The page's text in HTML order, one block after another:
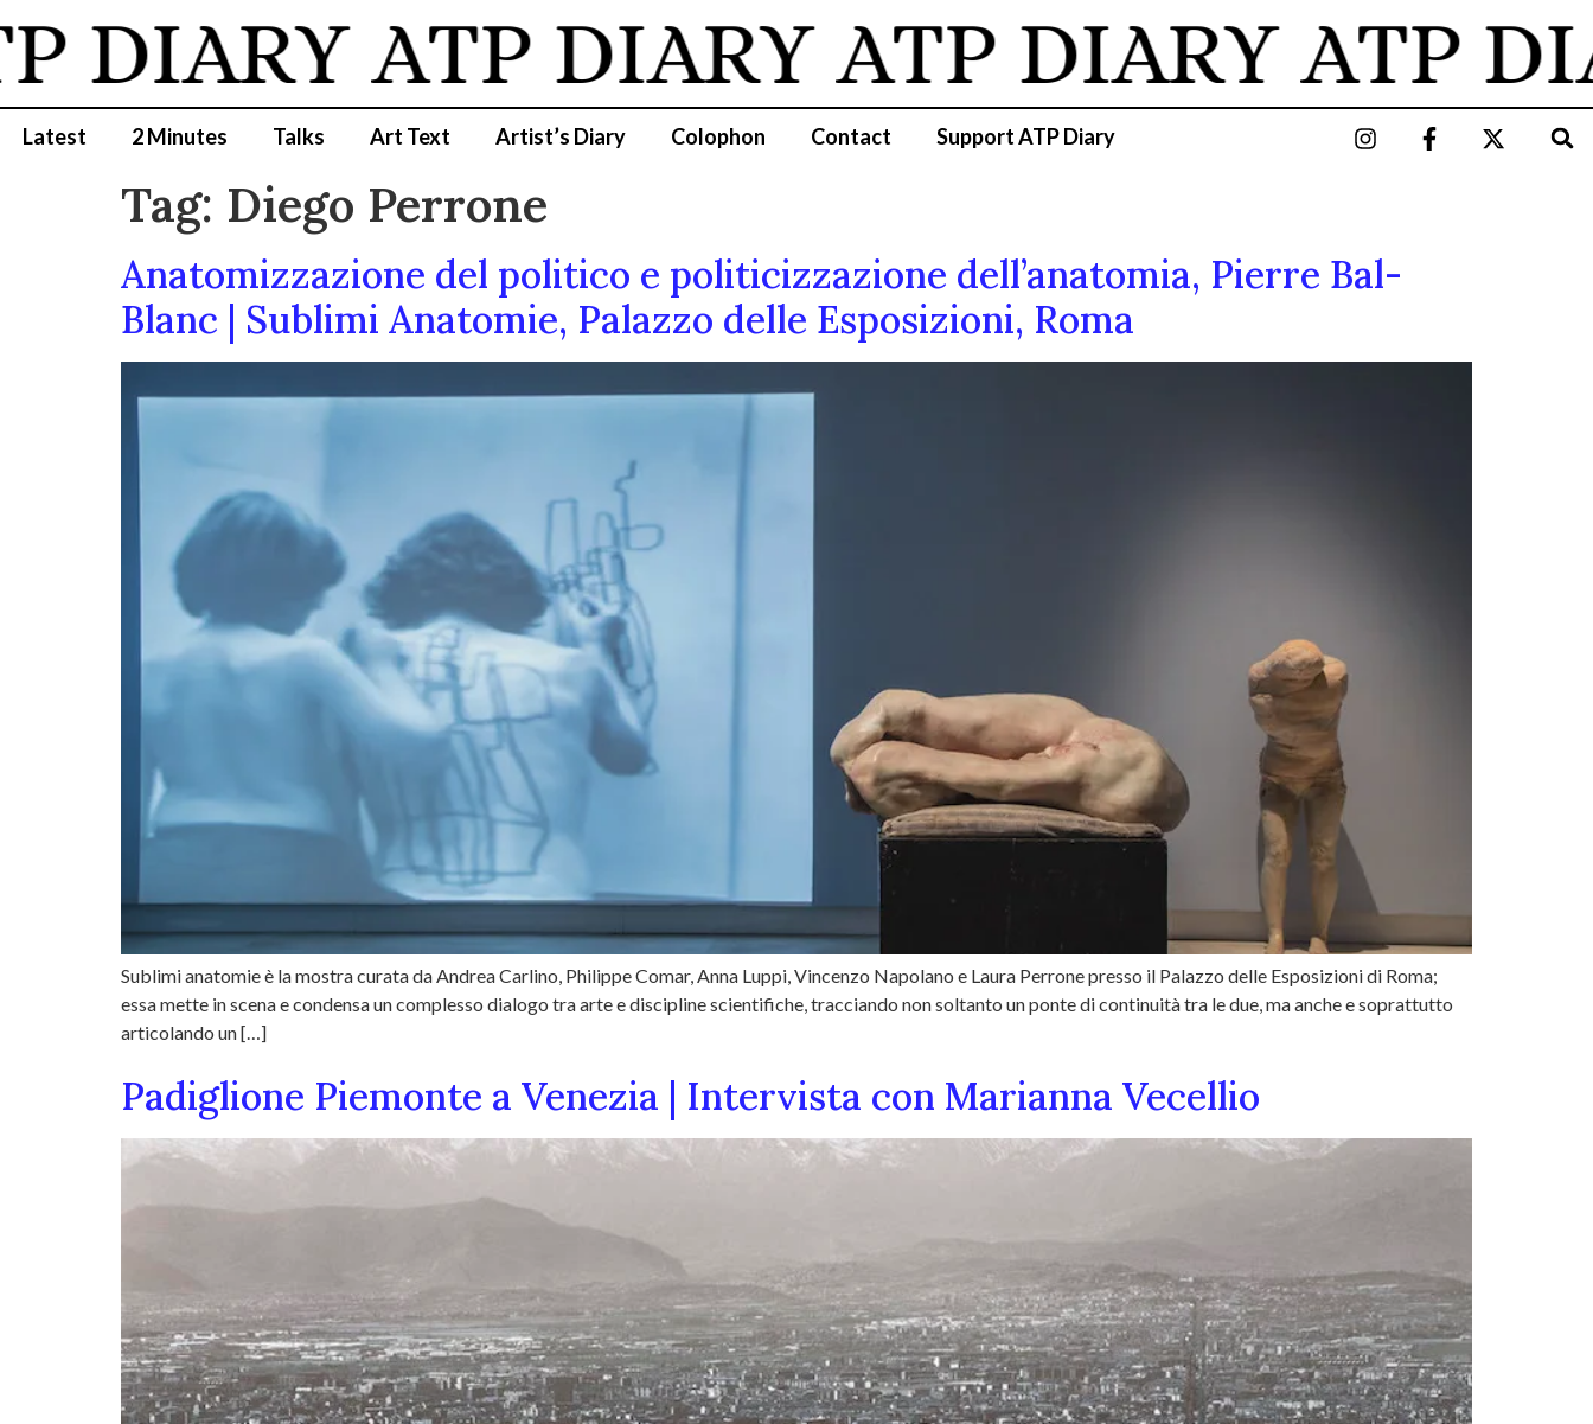
ATP DIARY ATP DIARY ATP
Latest 2 Minutes Talks Art Text Artist’s Diary Colophon Contact Support ATP Diary
Tag: Diego Perrone
Anatomizzazione del politico e politicizzazione dell’anatomia, Pierre Bal-
Blanc | Sublimi Anatomie, Palazzo delle Esposizioni, Roma
Sublimi anatomie è la mostra curata da Andrea Carlino, Philippe Comar, Anna Luppi, Vincenzo Napolano e Laura Perrone presso il Palazzo delle Esposizioni di Roma;
essa mette in scena e condensa un complesso dialogo tra arte e discipline scientifiche, tracciando non soltanto un ponte di continuità tra le due, ma anche e soprattutto
articolando un […]
Padiglione Piemonte a Venezia | Intervista con Marianna Vecellio